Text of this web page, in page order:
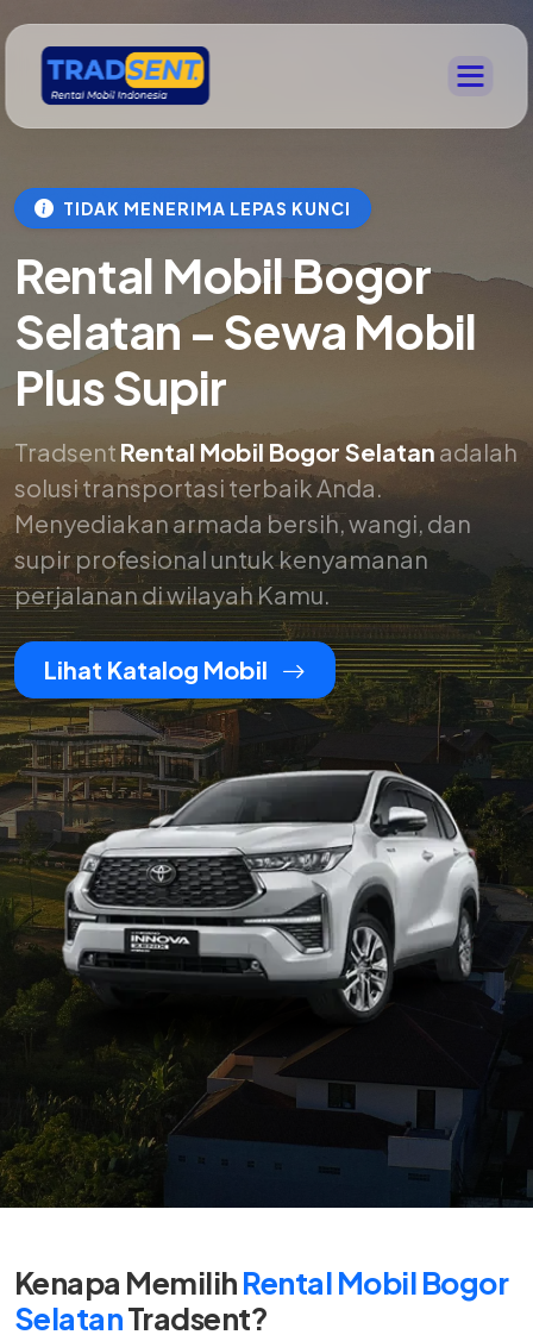
TIDAK MENERIMA LEPAS KUNCI
Rental Mobil Bogor
Selatan - Sewa Mobil
Plus Supir
Tradsent Rental Mobil Bogor Selatanadalah
solusi transportasi terbaik Anda.
Menyediakan armada bersih, wangi, dan
supir profesional untuk kenyamanan
perjalanan di wilayah Kamu.
Lihat Katalog Mobil
Kenapa MemilihRental Mobil Bogor
SelatanTradsent?